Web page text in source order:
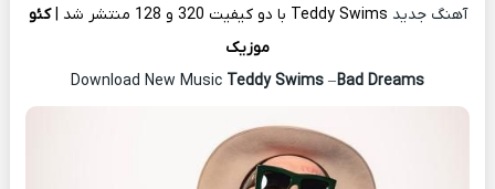
آهنگ جدید Teddy Swims با دو کیفیت 320 و 128 منتشر شد |
کئو
موزیک
Download New Music
Teddy Swims–Bad Dreams